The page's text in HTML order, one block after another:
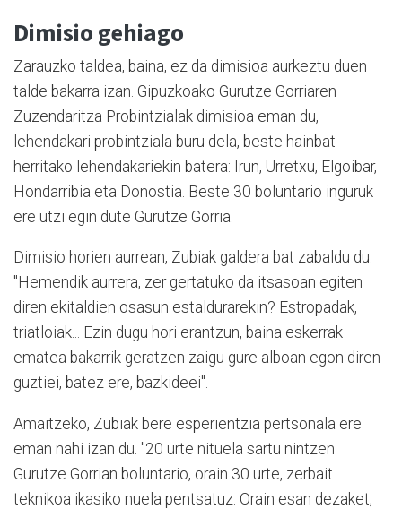
Dimisio gehiago
Zarauzko taldea, baina, ez da dimisioa aurkeztu duen
talde bakarra izan. Gipuzkoako Gurutze Gorriaren
Zuzendaritza Probintzialak dimisioa eman du,
lehendakari probintziala buru dela, beste hainbat
herritako lehendakariekin batera: Irun, Urretxu, Elgoibar,
Hondarribia eta Donostia. Beste 30 boluntario inguruk
ere utzi egin dute Gurutze Gorria.
Dimisio horien aurrean, Zubiak galdera bat zabaldu du:
"Hemendik aurrera, zer gertatuko da itsasoan egiten
diren ekitaldien osasun estaldurarekin? Estropadak,
triatloiak... Ezin dugu hori erantzun, baina eskerrak
ematea bakarrik geratzen zaigu gure alboan egon diren
guztiei, batez ere, bazkideei".
Amaitzeko, Zubiak bere esperientzia pertsonala ere
eman nahi izan du. "20 urte nituela sartu nintzen
Gurutze Gorrian boluntario, orain 30 urte, zerbait
teknikoa ikasiko nuela pentsatuz. Orain esan dezaket,